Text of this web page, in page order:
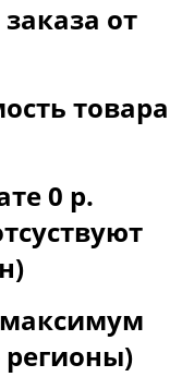
от
товара
0 р.
максимум